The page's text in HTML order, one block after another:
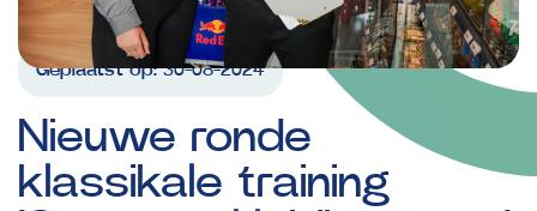
Geplaatst op:30-08-2024
Nieuwe ronde
klassikale training